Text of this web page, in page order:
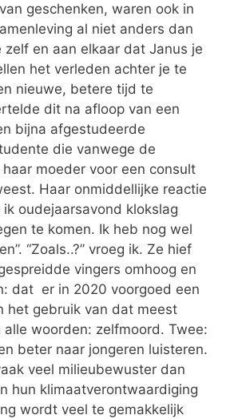
geschenken, waren ook in
al niet anders dan
zelf en aan elkaar dat Janus je
het verleden achter je te
nieuwe, betere tijd te
dit na afloop van een
bijna afgestudeerde
die vanwege de
moeder voor een consult
Haar onmiddellijke reactie
ik oudejaarsavond klokslag
te komen. Ik heb nog wel
“Zoals..?” vroeg ik. Ze hief
vingers omhoog en
dat er in 2020 voorgoed een
het gebruik van dat meest
alle woorden: zelfmoord. Twee:
beter naar jongeren luisteren.
veel milieubewuster dan
hun klimaatverontwaardiging
wordt veel te gemakkelijk